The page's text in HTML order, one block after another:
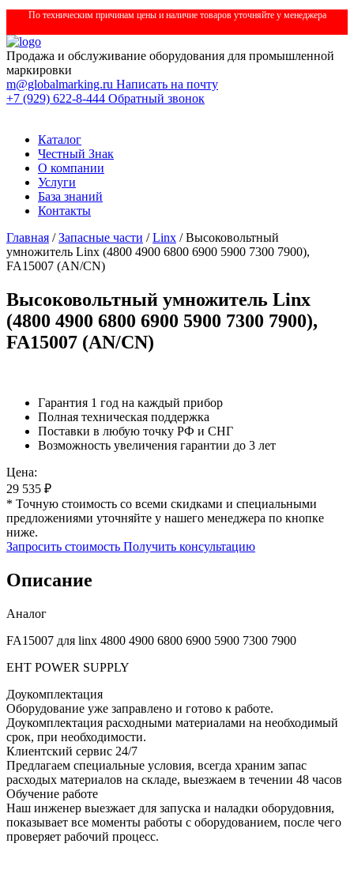
По техническим причинам цены и наличие товаров уточняйте у менеджера
Продажа и обслуживание оборудования для промышленной
маркировки
m@globalmarking.ru Написать на почту
+7 (929) 622-8-444 Обратный звонок
Каталог
Честный Знак
О компании
Услуги
База знаний
Контакты
Главная /Запасные части /Linx / Высоковольтный
умножитель Linx (4800 4900 6800 6900 5900 7300 7900),
FA15007 (AN/CN)
Высоковольтный умножитель Linx
(4800 4900 6800 6900 5900 7300 7900),
FA15007 (AN/CN)
Гарантия 1 год на каждый прибор
Полная техническая поддержка
Поставки в любую точку РФ и СНГ
Возможность увеличения гарантии до 3 лет
Цена:
29 535 ₽
* Точную стоимость со всеми скидками и специальными
предложениями уточняйте у нашего менеджера по кнопке
ниже.
Запросить стоимость Получить консультацию
Описание
Аналог
FA15007 для linx 4800 4900 6800 6900 5900 7300 7900
EHT POWER SUPPLY
Доукомплектация
Оборудование уже заправлено и готово к работе.
Доукомплектация расходными материалами на необходимый
срок, при необходимости.
Клиентский сервис 24/7
Предлагаем специальные условия, всегда храним запас
расходых материалов на складе, выезжаем в течении 48 часов
Обучение работе
Наш инженер выезжает для запуска и наладки оборудовния,
показывает все моменты работы с оборудованием, после чего
проверяет рабочий процесс.